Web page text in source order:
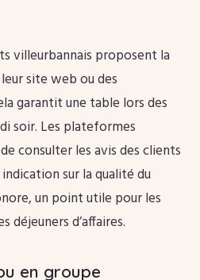
villeurbannais proposent la
site web ou des
garantit une table lors des
soir. Les plateformes
consulter les avis des clients
sur la qualité du
un point utile pour les
déjeuners d’affaires.
en groupe